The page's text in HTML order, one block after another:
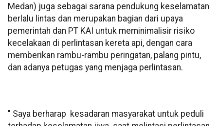
Medan) juga sebagai sarana pendukung keselamatan
berlalu lintas dan merupakan bagian dari upaya
pemerintah dan PT KAI untuk meminimalisir risiko
kecelakaan di perlintasan kereta api, dengan cara
memberikan rambu-rambu peringatan, palang pintu,
dan adanya petugas yang menjaga perlintasan.
" Saya berharap kesadaran masyarakat untuk peduli